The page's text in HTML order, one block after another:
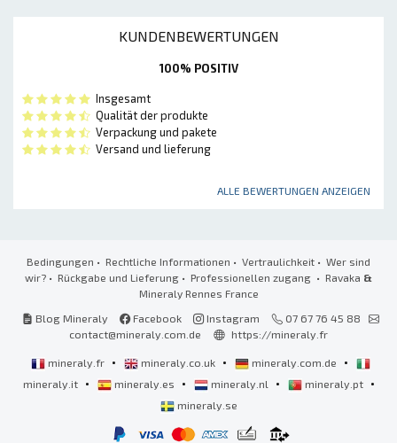
KUNDENBEWERTUNGEN
100% POSITIV
Insgesamt
Qualität der produkte
Verpackung und pakete
Versand und lieferung
ALLE BEWERTUNGEN ANZEIGEN
Bedingungen • Rechtliche Informationen • Vertraulichkeit • Wer sind
wir? • Rückgabe und Lieferung • Professionellen zugang • Ravaka &
Mineraly Rennes France
Blog Mineraly
Facebook Instagram
07 67 76 45 88
contact@mineraly.com.de
https://mineraly.fr
mineraly.fr • mineraly.co.uk • mineraly.com.de •
mineraly.it • mineraly.es • mineraly.nl • mineraly.pt •
mineraly.se